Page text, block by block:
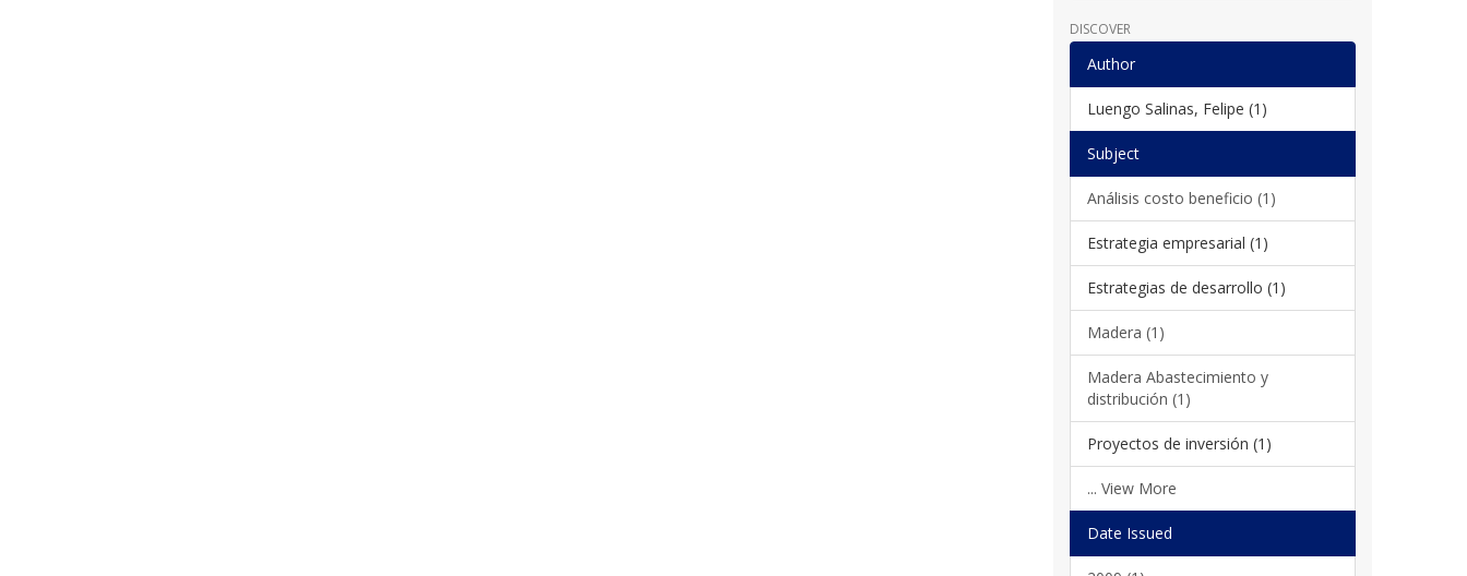
DISCOVER
Author
Luengo Salinas, Felipe (1)
Subject
Análisis costo beneficio (1)
Estrategia empresarial (1)
Estrategias de desarrollo (1)
Madera (1)
Madera Abastecimiento y
distribución (1)
Proyectos de inversión (1)
... View More
Date Issued